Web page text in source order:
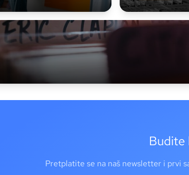
Budite
Pretplatite se na naš newsletter i prvi